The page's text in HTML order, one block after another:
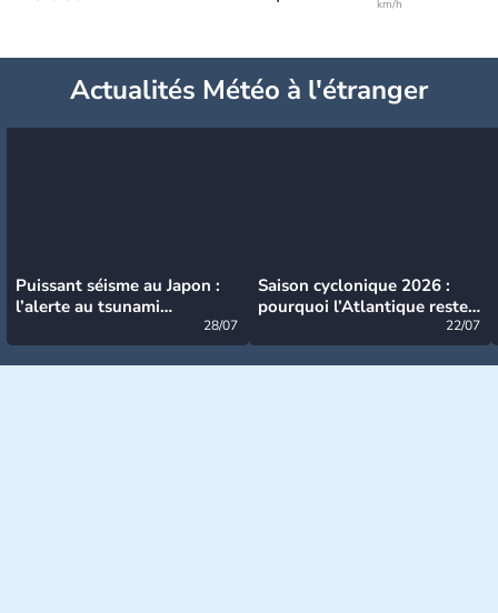
km/h
Actualités Météo à l'étranger
Puissant séisme au Japon :
l’alerte au tsunami
28/07
Saison cyclonique 2026 :
pourquoi l’Atlantique reste
22/07